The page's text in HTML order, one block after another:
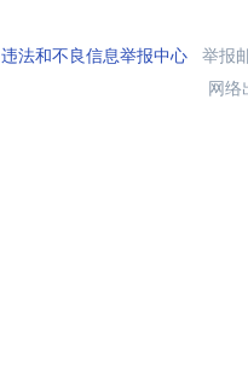
违法和不良信息举报中心举报
网